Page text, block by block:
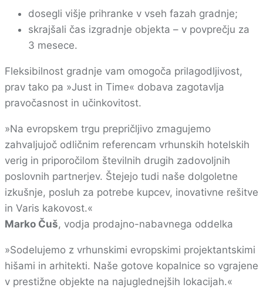
dosegli višje prihranke v vseh fazah gradnje;
skrajšali čas izgradnje objekta – v povprečju za
3 mesece.
Fleksibilnost gradnje vam omogoča prilagodljivost,
prav tako pa »Just in Time« dobava zagotavlja
pravočasnost in učinkovitost.
»Na evropskem trgu prepričljivo zmagujemo
zahvaljujoč odličnim referencam vrhunskih hotelskih
verig in priporočilom številnih drugih zadovoljnih
poslovnih partnerjev. Štejejo tudi naše dolgoletne
izkušnje, posluh za potrebe kupcev, inovativne rešitve
in Varis kakovost.«
Marko Čuš, vodja prodajno-nabavnega oddelka
»Sodelujemo z vrhunskimi evropskimi projektantskimi
hišami in arhitekti. Naše gotove kopalnice so vgrajene
v prestižne objekte na najuglednejših lokacijah.«